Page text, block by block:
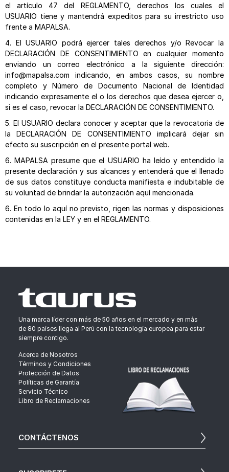
el artículo 47 del REGLAMENTO, derechos los cuales el
USUARIO tiene y mantendrá expeditos para su irrestricto uso
frente a MAPALSA.
4. El USUARIO podrá ejercer tales derechos y/o Revocar la
DECLARACIÓN DE CONSENTIMIENTO en cualquier momento
enviando un correo electrónico a la siguiente dirección:
info@mapalsa.com indicando, en ambos casos, su nombre
completo y Número de Documento Nacional de Identidad
indicando expresamente el o los derechos que desea ejercer o,
si es el caso, revocar la DECLARACIÓN DE CONSENTIMIENTO.
5. El USUARIO declara conocer y aceptar que la revocatoria de
la DECLARACIÓN DE CONSENTIMIENTO implicará dejar sin
efecto su suscripción en el presente portal web.
6. MAPALSA presume que el USUARIO ha leído y entendido la
presente declaración y sus alcances y entenderá que el llenado
de sus datos constituye conducta manifiesta e indubitable de
su voluntad de brindar la autorización aquí mencionada.
6. En todo lo aquí no previsto, rigen las normas y disposiciones
contenidas en la LEY y en el REGLAMENTO.
Una marca líder con más de 50 años en el mercado y en más
de 80 países llega al Perú con la tecnología europea para estar
siempre contigo.
Acerca de Nosotros
Términos y Condiciones
Protección de Datos
Políticas de Garantía
Servicio Técnico
Libro de Reclamaciones
CONTÁCTENOS